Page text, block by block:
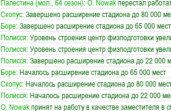
Палестина (мол., 64 сезон): O. Nowakперестал
Скопус: Завершено расширение стадиона до 80 000
Боре: Завершено расширение стадиона до 65 000 мест
Полисся: Уровень строения центр физподготовки
Полисся: Уровень строения центр физподготовки
Полисся: Завершено расширение стадиона до 22 000
Боре: Началось расширение стадиона до 65 000 мест
Скопус: Началось расширение стадиона до 80 000
Полисся: Началось расширение стадиона до 22 000
O. Nowakпринят на работу в качестве заместителя в